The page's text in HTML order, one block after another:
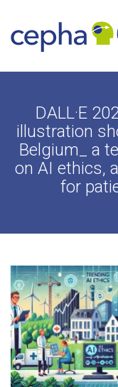
content
DALL·E
illustration
Belgium_ a
on AI ethics,
for